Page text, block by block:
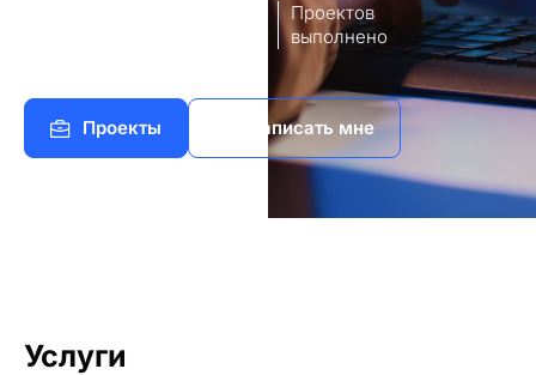
Проектов
выполнено
Проекты Написать мне
Услуги